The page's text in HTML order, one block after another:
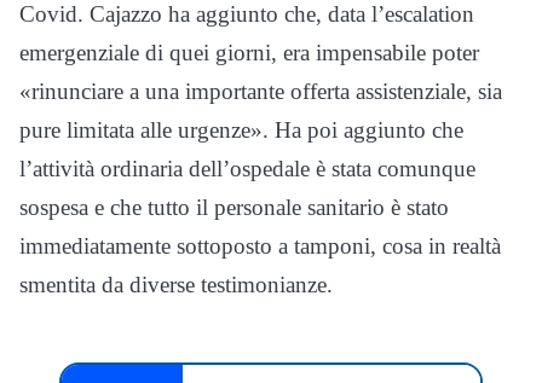
Covid. Cajazzo ha aggiunto che, data l’escalation
emergenziale di quei giorni, era impensabile poter
«rinunciare a una importante offerta assistenziale, sia
pure limitata alle urgenze». Ha poi aggiunto che
l’attività ordinaria dell’ospedale è stata comunque
sospesa e che tutto il personale sanitario è stato
immediatamente sottoposto a tamponi, cosa in realtà
smentita da diverse testimonianze.